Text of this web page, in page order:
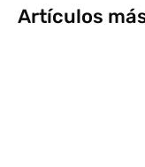
Artículos